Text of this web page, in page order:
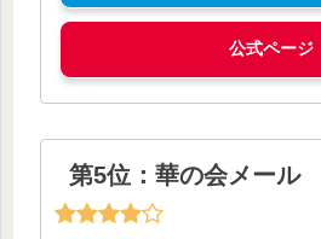
公式ページ
第5位：華の会メール